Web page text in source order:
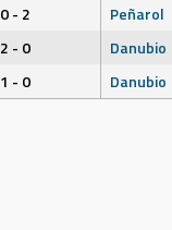
0 - 2 Peñarol
2 - 0 Danubio
1 - 0 Danubio